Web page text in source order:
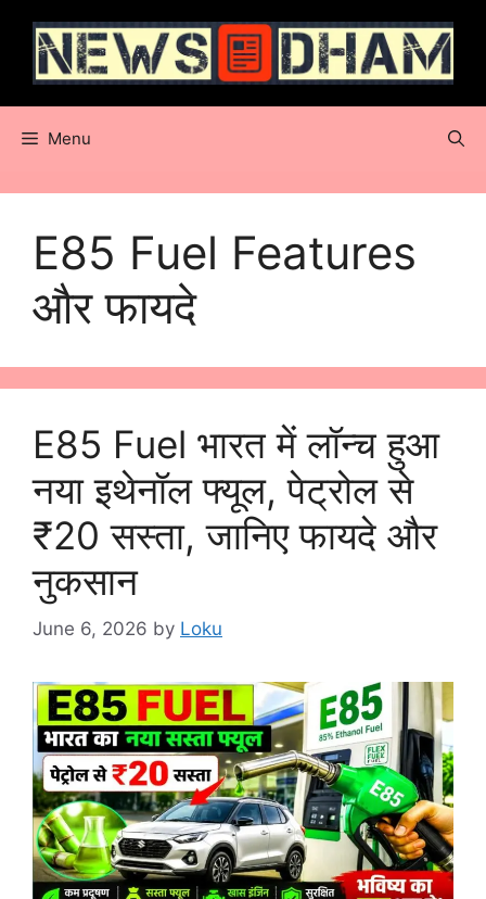
content
Menu
E85 Fuel Features
और फायदे
E85 Fuel भारत में लॉन्च हुआ
नया इथेनॉल फ्यूल, पेट्रोल से
₹20 सस्ता, जानिए फायदे और
नुकसान
June 6, 2026 by Loku